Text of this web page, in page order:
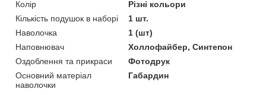
Колір
Різні кольори
Кількість подушок в наборі
1 шт.
Наволочка
1 (шт)
Наповнювач
Холлофайбер, Синтепон
Оздоблення та прикраси
Фотодрук
Основний матеріал
наволочки
Габардин